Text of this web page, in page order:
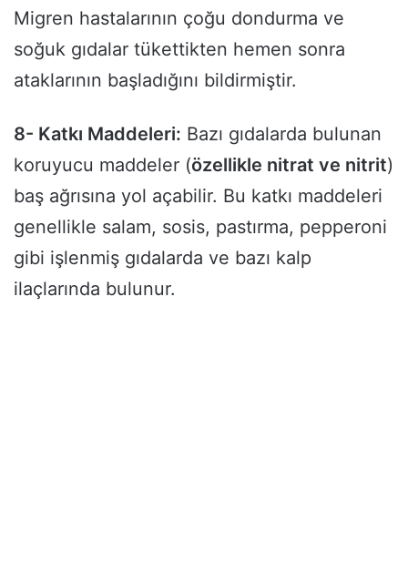
Migren hastalarının çoğu dondurma ve
soğuk gıdalar tükettikten hemen sonra
ataklarının başladığını bildirmiştir.
8- Katkı Maddeleri: Bazı gıdalarda bulunan
koruyucu maddeler (özellikle nitrat ve nitrit)
baş ağrısına yol açabilir. Bu katkı maddeleri
genellikle salam, sosis, pastırma, pepperoni
gibi işlenmiş gıdalarda ve bazı kalp
ilaçlarında bulunur.